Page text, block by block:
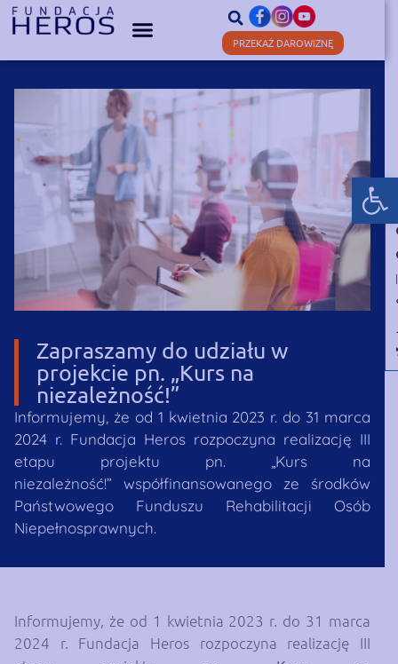
PRZEKAŻ DAROWIZNĘ
Zapraszamy do udziału w
projekcie pn. „Kurs na
niezależność!”
Informujemy, że od 1 kwietnia 2023 r. do 31 marca
2024 r. Fundacja Heros rozpoczyna realizację III
etapu projektu pn. „Kurs na
niezależność!” współfinansowanego ze środków
Państwowego Funduszu Rehabilitacji Osób
Niepełnosprawnych.
Informujemy, że od 1 kwietnia 2023 r. do 31 marca
2024 r. Fundacja Heros rozpoczyna realizację III